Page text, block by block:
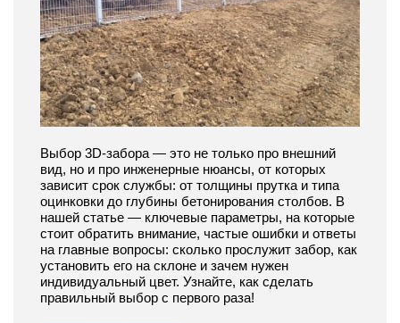
Выбор 3D-забора — это не только про внешний
вид, но и про инженерные нюансы, от которых
зависит срок службы: от толщины прутка и типа
оцинковки до глубины бетонирования столбов. В
нашей статье — ключевые параметры, на которые
стоит обратить внимание, частые ошибки и ответы
на главные вопросы: сколько прослужит забор, как
установить его на склоне и зачем нужен
индивидуальный цвет. Узнайте, как сделать
правильный выбор с первого раза!